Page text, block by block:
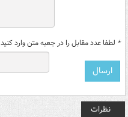
* لطفا عدد مقابل را در جعبه متن وارد کنید
نظرات